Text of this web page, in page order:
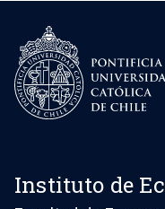
Instituto de